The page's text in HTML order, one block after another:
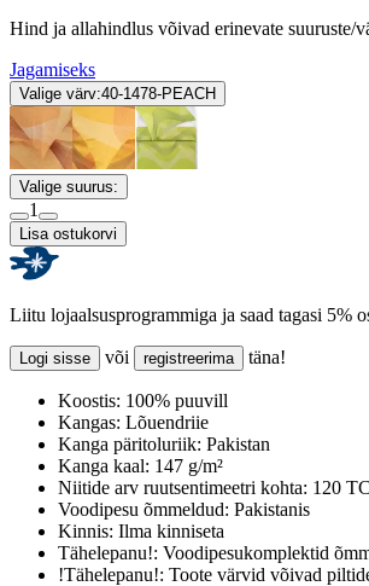
Hind ja allahindlus võivad erinevate suuruste/
Jagamiseks
Valige värv:40-1478-PEACH
Valige suurus:
1
Lisa ostukorvi
Liitu lojaalsusprogrammiga ja saad tagasi 5%
Logi sisse või registreerima täna!
Koostis: 100% puuvill
Kangas: Lõuendriie
Kanga päritoluriik: Pakistan
Kanga kaal: 147 g/m²
Niitide arv ruutsentimeetri kohta: 120 TC
Voodipesu õmmeldud: Pakistanis
Kinnis: Ilma kinniseta
Tähelepanu!: Voodipesukomplektid
!Tähelepanu!: Toote värvid võivad